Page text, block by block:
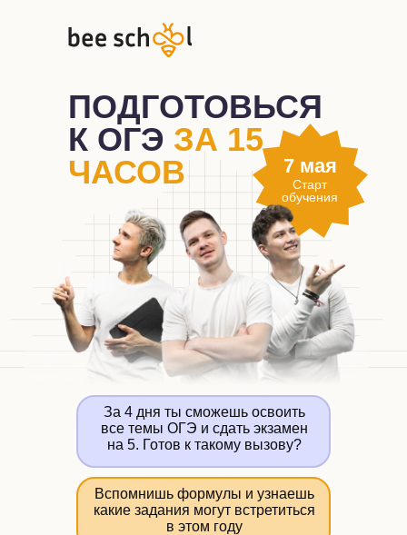
Старт
обучения
7 мая
ПОДГОТОВЬСЯ
К ОГЭ ЗА 15
ЧАСОВ
За 4 дня ты сможешь освоить
все темы ОГЭ и сдать экзамен
на 5. Готов к такому вызову?
Вспомнишь формулы и узнаешь
какие задания могут встретиться
в этом году